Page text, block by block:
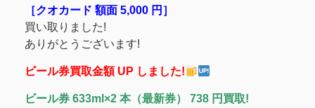
［クオカード 額面 5,000 円］
買い取りました!
ありがとうございます!
ビール券買取金額 UP しました!
ビール券 633ml×2 本（最新券） 738 円買取!